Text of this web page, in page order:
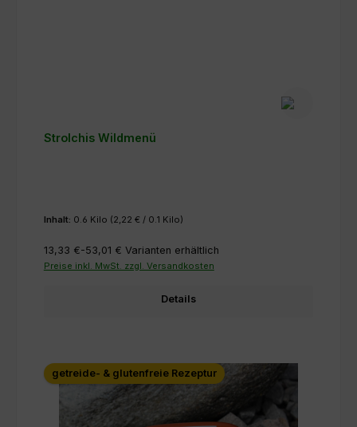
Strolchis Wildmenü
Inhalt: 0.6 Kilo (2,22 € / 0.1 Kilo)
13,33 €-53,01 € Varianten erhältlich
Preise inkl. MwSt. zzgl. Versandkosten
Details
getreide- & glutenfreie Rezeptur